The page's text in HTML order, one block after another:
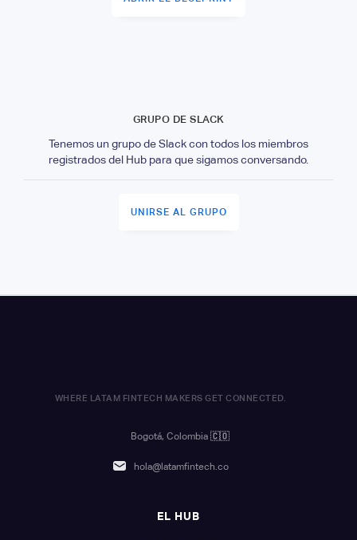
GRUPO DE SLACK
Tenemos un grupo de Slack con todos los miembros
registrados del Hub para que sigamos conversando.
UNIRSE AL GRUPO
WHERE LATAM FINTECH MAKERS GET CONNECTED.
Bogotá, Colombia 🇨🇴
hola@latamfintech.co
EL HUB